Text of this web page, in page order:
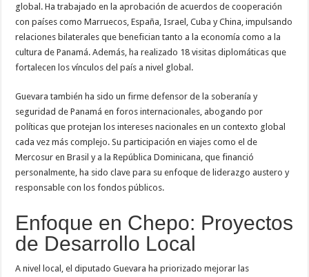
global. Ha trabajado en la aprobación de acuerdos de cooperación
con países como Marruecos, España, Israel, Cuba y China, impulsando
relaciones bilaterales que benefician tanto a la economía como a la
cultura de Panamá. Además, ha realizado 18 visitas diplomáticas que
fortalecen los vínculos del país a nivel global.
Guevara también ha sido un firme defensor de la soberanía y
seguridad de Panamá en foros internacionales, abogando por
políticas que protejan los intereses nacionales en un contexto global
cada vez más complejo. Su participación en viajes como el de
Mercosur en Brasil y a la República Dominicana, que financió
personalmente, ha sido clave para su enfoque de liderazgo austero y
responsable con los fondos públicos.
Enfoque en Chepo: Proyectos
de Desarrollo Local
A nivel local, el diputado Guevara ha priorizado mejorar las